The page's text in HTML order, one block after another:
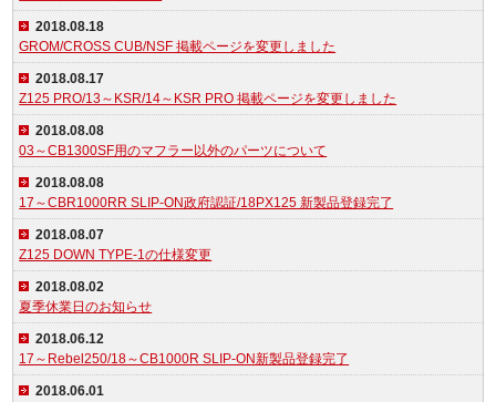
2018.08.18
GROM/CROSS CUB/NSF 掲載ページを変更しました
2018.08.17
Z125 PRO/13～KSR/14～KSR PRO 掲載ページを変更しました
2018.08.08
03～CB1300SF用のマフラー以外のパーツについて
2018.08.08
17～CBR1000RR SLIP-ON政府認証/18PX125 新製品登録完了
2018.08.07
Z125 DOWN TYPE-1の仕様変更
2018.08.02
夏季休業日のお知らせ
2018.06.12
17～Rebel250/18～CB1000R SLIP-ON新製品登録完了
2018.06.01